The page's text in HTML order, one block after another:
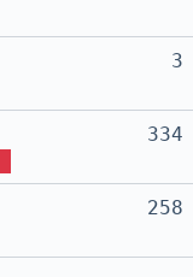
3
334
258